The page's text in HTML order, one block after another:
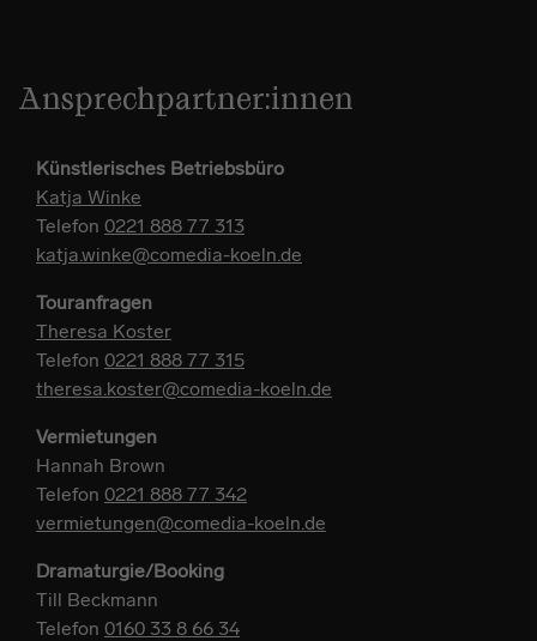
Ansprechpartner:innen
Künstlerisches Betriebsbüro
Katja Winke
Telefon 0221 888 77 313
katja.winke@comedia-koeln.de
Touranfragen
Theresa Koster
Telefon 0221 888 77 315
theresa.koster@comedia-koeln.de
Vermietungen
Hannah Brown
Telefon 0221 888 77 342
vermietungen@comedia-koeln.de
Dramaturgie/Booking
Till Beckmann
Telefon 0160 33 8 66 34